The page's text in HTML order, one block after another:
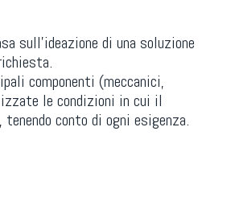
sull’ideazione di una soluzione
componenti (meccanici,
le condizioni in cui il
conto di ogni esigenza.